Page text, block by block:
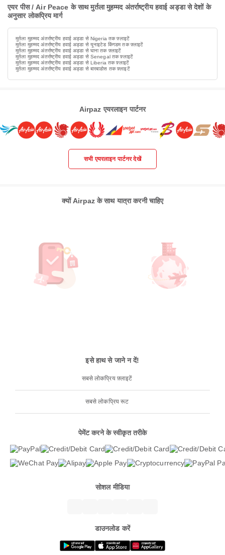
एयर पीस / Air Peace के साथ मुर्तला मुहम्मद अंतर्राष्ट्रीय हवाई अड्डा से देशों के
अनुसार लोकप्रिय मार्ग
मुर्तला मुहम्मद अंतर्राष्ट्रीय हवाई अड्डा से Nigeria तक फ़्लाइटें
मुर्तला मुहम्मद अंतर्राष्ट्रीय हवाई अड्डा से यूनाइटेड किंगडम तक फ़्लाइटें
मुर्तला मुहम्मद अंतर्राष्ट्रीय हवाई अड्डा से घाना तक फ़्लाइटें
मुर्तला मुहम्मद अंतर्राष्ट्रीय हवाई अड्डा से Senegal तक फ़्लाइटें
मुर्तला मुहम्मद अंतर्राष्ट्रीय हवाई अड्डा से Liberia तक फ़्लाइटें
मुर्तला मुहम्मद अंतर्राष्ट्रीय हवाई अड्डा से बारबाडोस तक फ़्लाइटें
Airpaz एयरलाइन पार्टनर
सभी एयरलाइन पार्टनर देखें
क्यों Airpaz के साथ यात्रा करनी चाहिए
इसे हाथ से जाने न दें!
सबसे लोकप्रिय फ़्लाइटें
सबसे लोकप्रिय रूट
पेमेंट करने के स्वीकृत तरीके
सोशल मीडिया
डाउनलोड करें